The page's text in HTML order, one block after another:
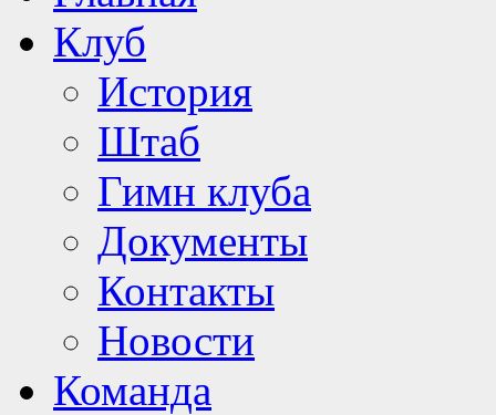
Клуб
История
Штаб
Гимн клуба
Документы
Контакты
Новости
Команда